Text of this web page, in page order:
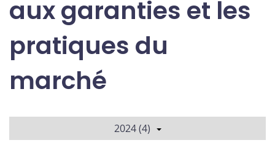
aux garanties et les
pratiques du
marché
2024 (4)